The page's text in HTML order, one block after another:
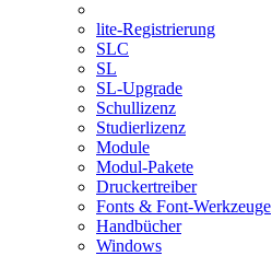
lite-Registrierung
SLC
SL
SL-Upgrade
Schullizenz
Studierlizenz
Module
Modul-Pakete
Druckertreiber
Fonts & Font-Werkzeuge
Handbücher
Windows